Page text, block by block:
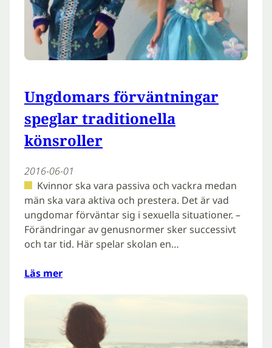
Ungdomars förväntningar
speglar traditionella
könsroller
2016-06-01
Kvinnor ska vara passiva och vackra medan
män ska vara aktiva och prestera. Det är vad
ungdomar förväntar sig i sexuella situationer. –
Förändringar av genusnormer sker successivt
och tar tid. Här spelar skolan en…
Läs mer